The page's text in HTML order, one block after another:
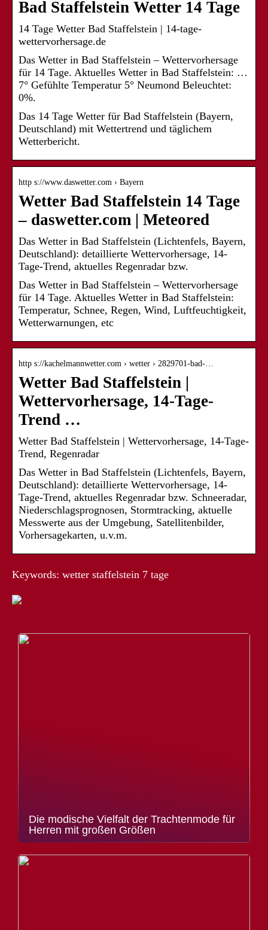
Bad Staffelstein Wetter 14 Tage
14 Tage Wetter Bad Staffelstein | 14-tage-
wettervorhersage.de
Das Wetter in Bad Staffelstein – Wettervorhersage
für 14 Tage. Aktuelles Wetter in Bad Staffelstein: …
7° Gefühlte Temperatur 5° Neumond Beleuchtet:
0%.
Das 14 Tage Wetter für Bad Staffelstein (Bayern,
Deutschland) mit Wettertrend und täglichem
Wetterbericht.
http s://www.daswetter.com › Bayern
Wetter Bad Staffelstein 14 Tage
– daswetter.com | Meteored
Das Wetter in Bad Staffelstein (Lichtenfels, Bayern,
Deutschland): detaillierte Wettervorhersage, 14-
Tage-Trend, aktuelles Regenradar bzw.
Das Wetter in Bad Staffelstein – Wettervorhersage
für 14 Tage. Aktuelles Wetter in Bad Staffelstein:
Temperatur, Schnee, Regen, Wind, Luftfeuchtigkeit,
Wetterwarnungen, etc
http s://kachelmannwetter.com › wetter › 2829701-bad-…
Wetter Bad Staffelstein |
Wettervorhersage, 14-Tage-
Trend …
Wetter Bad Staffelstein | Wettervorhersage, 14-Tage-
Trend, Regenradar
Das Wetter in Bad Staffelstein (Lichtenfels, Bayern,
Deutschland): detaillierte Wettervorhersage, 14-
Tage-Trend, aktuelles Regenradar bzw. Schneeradar,
Niederschlagsprognosen, Stormtracking, aktuelle
Messwerte aus der Umgebung, Satellitenbilder,
Vorhersagekarten, u.v.m.
Keywords: wetter staffelstein 7 tage
Die modische Vielfalt der Trachtenmode für
Herren mit großen Größen